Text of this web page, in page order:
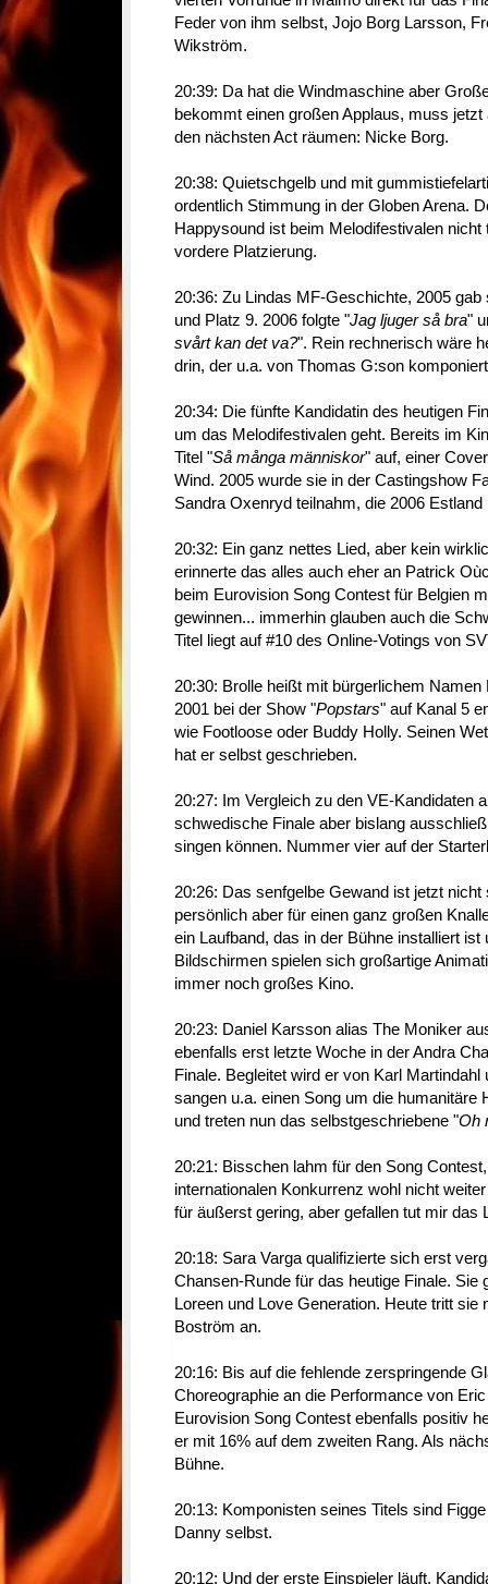
Feder von ihm selbst, Jojo Borg Larsson,
Wikström.
20:39: Da hat die Windmaschine aber
bekommt einen großen Applaus, muss
den nächsten Act räumen: Nicke Borg.
20:38: Quietschgelb und mit
ordentlich Stimmung in der Globen Arena.
Happysound ist beim Melodifestivalen
vordere Platzierung.
20:36: Zu Lindas MF-Geschichte, 2005
und Platz 9. 2006 folgte "Jag ljuger så bra"
svårt kan det va?". Rein rechnerisch wäre
drin, der u.a. von Thomas G:son
20:34: Die fünfte Kandidatin des heutigen
um das Melodifestivalen geht. Bereits im
Titel "Så många människor" auf, einer
Wind. 2005 wurde sie in der Castingshow
Sandra Oxenryd teilnahm, die 2006
20:32: Ein ganz nettes Lied, aber kein
erinnerte das alles auch eher an Patrick
beim Eurovision Song Contest für Belgien
gewinnen... immerhin glauben auch die
Titel liegt auf #10 des Online-Votings von
20:30: Brolle heißt mit bürgerlichem
2001 bei der Show "Popstars" auf Kanal 5
wie Footloose oder Buddy Holly. Seinen
hat er selbst geschrieben.
20:27: Im Vergleich zu den VE-Kandidaten
schwedische Finale aber bislang
singen können. Nummer vier auf der
20:26: Das senfgelbe Gewand ist jetzt
persönlich aber für einen ganz großen
ein Laufband, das in der Bühne installiert
Bildschirmen spielen sich großartige
immer noch großes Kino.
20:23: Daniel Karsson alias The Moniker
ebenfalls erst letzte Woche in der Andra
Finale. Begleitet wird er von Karl
sangen u.a. einen Song um die humanitäre
und treten nun das selbstgeschriebene "Oh
20:21: Bisschen lahm für den Song
internationalen Konkurrenz wohl nicht
für äußerst gering, aber gefallen tut mir das
20:18: Sara Varga qualifizierte sich erst
Chansen-Runde für das heutige Finale. Sie
Loreen und Love Generation. Heute tritt sie
Boström an.
20:16: Bis auf die fehlende zerspringende
Choreographie an die Performance von
Eurovision Song Contest ebenfalls positiv
er mit 16% auf dem zweiten Rang. Als
Bühne.
20:13: Komponisten seines Titels sind
Danny selbst.
20:12: Und der erste Einspieler läuft.